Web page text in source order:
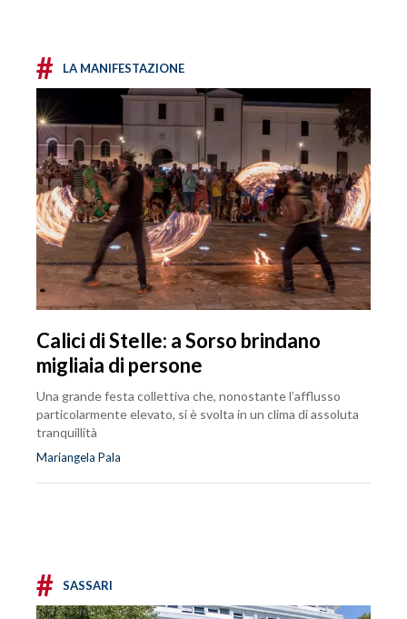
# LA MANIFESTAZIONE
Calici di Stelle: a Sorso brindano
migliaia di persone
Una grande festa collettiva che, nonostante l’afflusso
particolarmente elevato, si è svolta in un clima di assoluta
tranquillità
Mariangela Pala
# SASSARI